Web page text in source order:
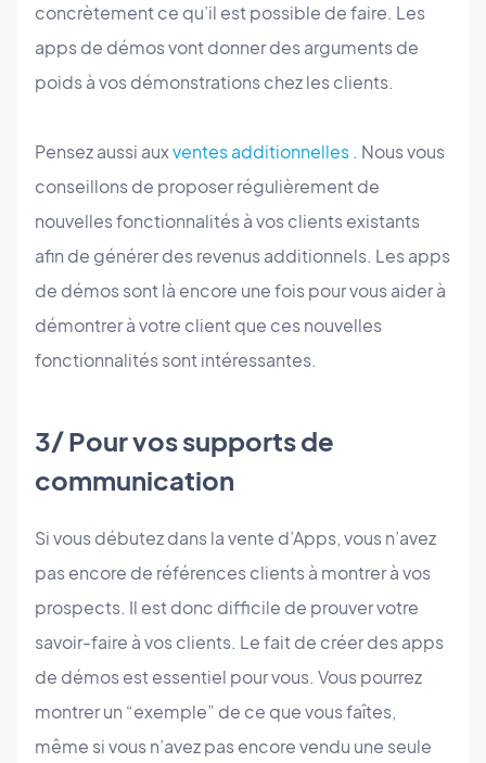
concrètement ce qu’il est possible de faire. Les
apps de démos vont donner des arguments de
poids à vos démonstrations chez les clients.
Pensez aussi auxventes additionnelles. Nous vous
conseillons de proposer régulièrement de
nouvelles fonctionnalités à vos clients existants
afin de générer des revenus additionnels. Les apps
de démos sont là encore une fois pour vous aider à
démontrer à votre client que ces nouvelles
fonctionnalités sont intéressantes.
3/ Pour vos supports de
communication
Si vous débutez dans la vente d’Apps, vous n’avez
pas encore de références clients à montrer à vos
prospects. Il est donc difficile de prouver votre
savoir-faire à vos clients. Le fait de créer des apps
de démos est essentiel pour vous. Vous pourrez
montrer un “exemple” de ce que vous faîtes,
même si vous n’avez pas encore vendu une seule